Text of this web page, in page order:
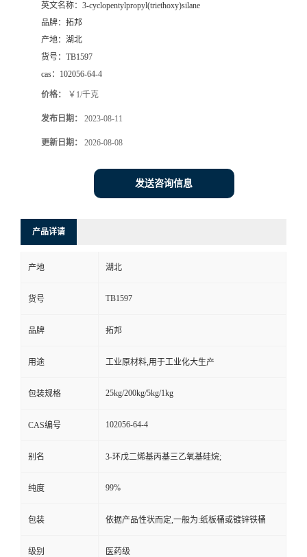
英文名称： 3-cyclopentylpropyl(triethoxy)silane
品牌： 拓邦
产地： 湖北
货号： TB1597
cas： 102056-64-4
价格： ￥1/千克
发布日期： 2023-08-11
更新日期： 2026-08-08
发送咨询信息
产品详请
产地 湖北
货号 TB1597
品牌 拓邦
用途 工业原材料,用于工业化大生产
包装规格 25kg/200kg/5kg/1kg
CAS编号 102056-64-4
别名 3-环戊二烯基丙基三乙氧基硅烷;
纯度 99%
包装 依据产品性状而定,一般为:纸板桶或镀锌铁桶
级别 医药级